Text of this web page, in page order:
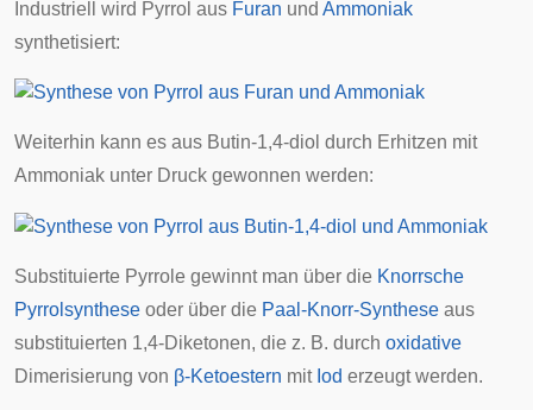
Industriell wird Pyrrol aus Furan und Ammoniak
synthetisiert:
Weiterhin kann es aus Butin-1,4-diol durch Erhitzen mit
Ammoniak unter Druck gewonnen werden:
Substituierte Pyrrole gewinnt man über die Knorrsche
Pyrrolsynthese oder über die Paal-Knorr-Synthese aus
substituierten 1,4-Diketonen, die z. B. durch oxidative
Dimerisierung von β-Ketoestern mit Iod erzeugt werden.